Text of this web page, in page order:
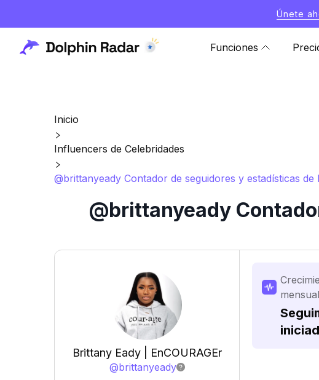
Únete
Funciones
Inicio
Influencers de Celebridades
@brittanyeady Contador de seguidores y estadísticas de
@brittanyeady
Brittany Eady | EnCOURAGEr
@brittanyeady
mensual